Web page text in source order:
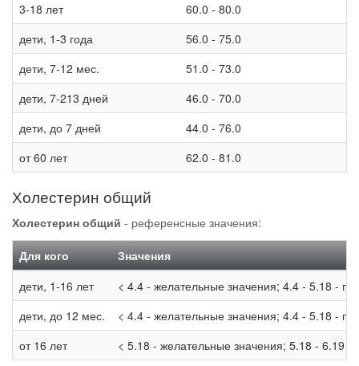
3-18 лет
60.0 - 80.0
дети, 1-3 года
56.0 - 75.0
дети, 7-12 мес.
51.0 - 73.0
дети, 7-213 дней
46.0 - 70.0
дети, до 7 дней
44.0 - 76.0
от 60 лет
62.0 - 81.0
Холестерин общий
Холестерин общий - референсные значения:
Для кого
Значения
дети, 1-16 лет
< 4.4 - желательные значения; 4.4 - 5.18 -
дети, до 12 мес.
< 4.4 - желательные значения; 4.4 - 5.18 -
от 16 лет
< 5.18 - желательные значения; 5.18 - 6.19 -